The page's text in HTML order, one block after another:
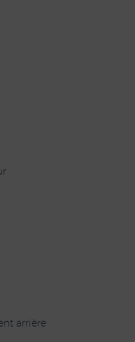
arrière